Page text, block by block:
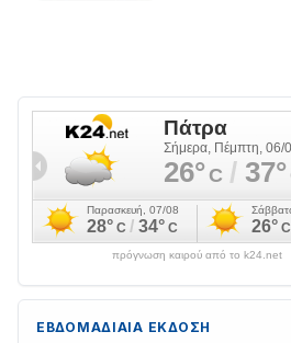
πρόγνωση καιρού από το k24.net